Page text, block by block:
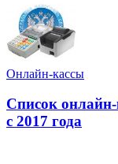
Онлайн-кассы
Список
с 2017 года